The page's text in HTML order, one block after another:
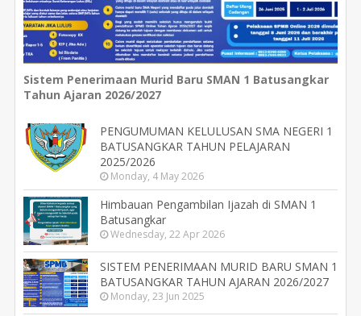
Sistem Penerimaan Murid Baru SMAN 1 Batusangkar
Tahun Ajaran 2026/2027
PENGUMUMAN KELULUSAN SMA NEGERI 1
BATUSANGKAR TAHUN PELAJARAN
2025/2026
Monday, 4 May 2026
Himbauan Pengambilan Ijazah di SMAN 1
Batusangkar
Wednesday, 22 Apr 2026
SISTEM PENERIMAAN MURID BARU SMAN 1
BATUSANGKAR TAHUN AJARAN 2026/2027
Monday, 23 Jun 2025